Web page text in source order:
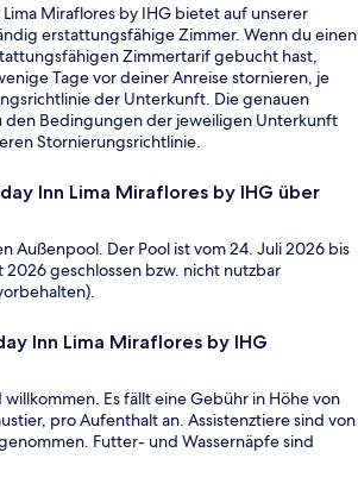
Miraflores by IHG bietet auf unserer
erstattungsfähige Zimmer. Wenn du einen
Zimmertarif gebucht hast,
Tage vor deiner Anreise stornieren, je
der Unterkunft. Die genauen
den Bedingungen der jeweiligen Unterkunft
Stornierungsrichtlinie.
Inn Lima Miraflores by IHG über
Außenpool. Der Pool ist vom 24. Juli 2026 bis
2026 geschlossen bzw. nicht nutzbar
Inn Lima Miraflores by IHG
willkommen. Es fällt eine Gebühr in Höhe von
pro Aufenthalt an. Assistenztiere sind von
Futter- und Wassernäpfe sind